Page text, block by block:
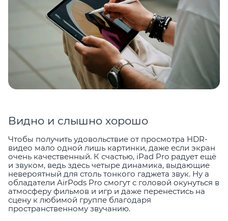
Видно и слышно хорошо
Чтобы получить удовольствие от просмотра HDR-
видео мало одной лишь картинки, даже если экран
очень качественный. К счастью, iPad Pro радует ещё
и звуком, ведь здесь четыре динамика, выдающие
невероятный для столь тонкого гаджета звук. Ну а
обладатели AirPods Pro смогут с головой окунуться в
атмосферу фильмов и игр и даже перенестись на
сцену к любимой группе благодаря
пространственному звучанию.